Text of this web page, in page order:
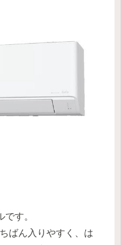
す。
ばん入りやすく、は